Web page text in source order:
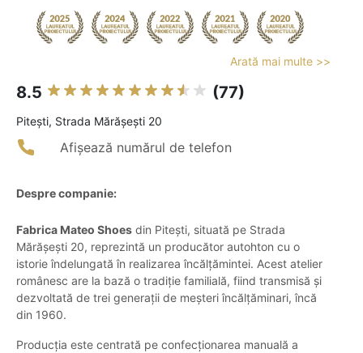
Arată mai multe >>
8.5 (77)
Piteşti, Strada Mărășești 20
Afișează numărul de telefon
Despre companie:
Fabrica Mateo Shoes din Pitești, situată pe Strada
Mărășești 20, reprezintă un producător autohton cu o
istorie îndelungată în realizarea încălțămintei. Acest atelier
românesc are la bază o tradiție familială, fiind transmisă și
dezvoltată de trei generații de meșteri încălțăminari, încă
din 1960.
Producția este centrată pe confecționarea manuală a